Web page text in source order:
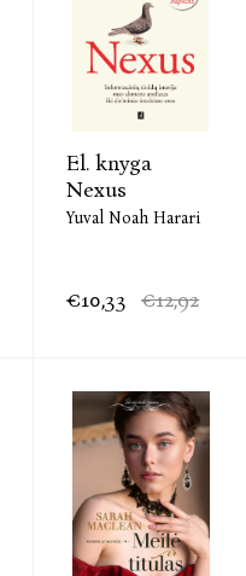
El. knyga
Nexus
Yuval Noah Harari
€10,33 €12,92